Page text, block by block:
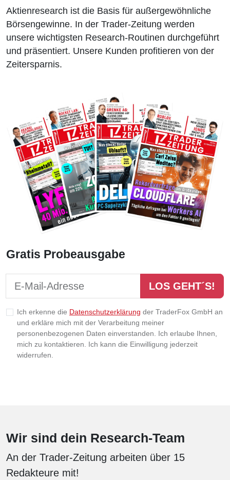
Aktienresearch ist die Basis für außergewöhnliche
Börsengewinne. In der Trader-Zeitung werden
unsere wichtigsten Research-Routinen durchgeführt
und präsentiert. Unsere Kunden profitieren von der
Zeitersparnis.
Gratis Probeausgabe
Formular zur kostenlosen Probeausgabe
LOS GEHT´S!
Ich erkenne die Datenschutzerklärung der TraderFox GmbH an
und erkläre mich mit der Verarbeitung meiner
personenbezogenen Daten einverstanden. Ich erlaube Ihnen,
mich zu kontaktieren. Ich kann die Einwilligung jederzeit
widerrufen.
Wir sind dein Research-Team
An der Trader-Zeitung arbeiten über 15
Redakteure mit!